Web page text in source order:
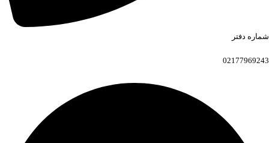
شماره دفتر
02177969243